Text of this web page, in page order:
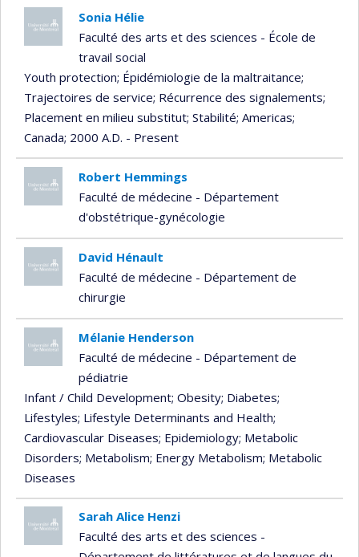
Sonia Hélie
Faculté des arts et des sciences - École de
travail social
Youth protection; Épidémiologie de la maltraitance;
Trajectoires de service; Récurrence des signalements;
Placement en milieu substitut; Stabilité; Americas;
Canada; 2000 A.D. - Present
Robert Hemmings
Faculté de médecine - Département
d'obstétrique-gynécologie
David Hénault
Faculté de médecine - Département de
chirurgie
Mélanie Henderson
Faculté de médecine - Département de
pédiatrie
Infant / Child Development; Obesity; Diabetes;
Lifestyles; Lifestyle Determinants and Health;
Cardiovascular Diseases; Epidemiology; Metabolic
Disorders; Metabolism; Energy Metabolism; Metabolic
Diseases
Sarah Alice Henzi
Faculté des arts et des sciences -